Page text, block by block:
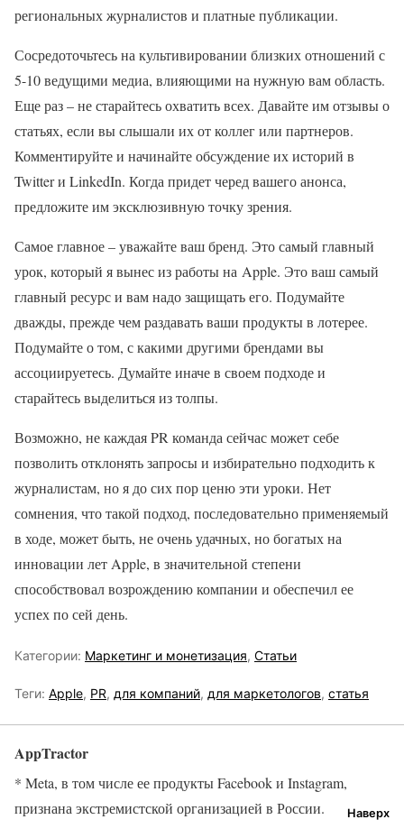
региональных журналистов и платные публикации.
Сосредоточьтесь на культивировании близких отношений с
5-10 ведущими медиа, влияющими на нужную вам область.
Еще раз – не старайтесь охватить всех. Давайте им отзывы о
статьях, если вы слышали их от коллег или партнеров.
Комментируйте и начинайте обсуждение их историй в
Twitter и LinkedIn. Когда придет черед вашего анонса,
предложите им эксклюзивную точку зрения.
Самое главное – уважайте ваш бренд. Это самый главный
урок, который я вынес из работы на Apple. Это ваш самый
главный ресурс и вам надо защищать его. Подумайте
дважды, прежде чем раздавать ваши продукты в лотерее.
Подумайте о том, с какими другими брендами вы
ассоциируетесь. Думайте иначе в своем подходе и
старайтесь выделиться из толпы.
Возможно, не каждая PR команда сейчас может себе
позволить отклонять запросы и избирательно подходить к
журналистам, но я до сих пор ценю эти уроки. Нет
сомнения, что такой подход, последовательно применяемый
в ходе, может быть, не очень удачных, но богатых на
инновации лет Apple, в значительной степени
способствовал возрождению компании и обеспечил ее
успех по сей день.
Категории: Маркетинг и монетизация, Статьи
Теги: Apple, PR, для компаний, для маркетологов, статья
AppTractor
Наверх
* Meta, в том числе ее продукты Facebook и Instagram,
признана экстремистской организацией в России.